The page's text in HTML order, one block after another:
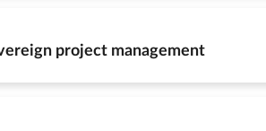
project management